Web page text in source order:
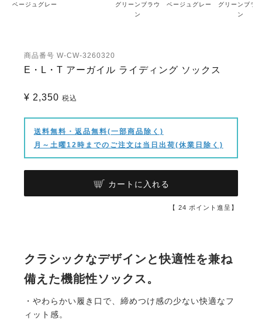
ベージュグレー
グリーンブラウ
ン
ベージュグレー
グリーンブラ
ン
商品番号 W-CW-3260320
E・L・T アーガイル ライディング ソックス
¥ 2,350 税込
送料無料・返品無料(一部商品除く)
月～土曜12時までのご注文は当日出荷(休業日除く)
カートに入れる
【 24 ポイント進呈】
クラシックなデザインと快適性を兼ね
備えた機能性ソックス。
・やわらかい履き口で、締めつけ感の少ない快適なフ
ィット感。